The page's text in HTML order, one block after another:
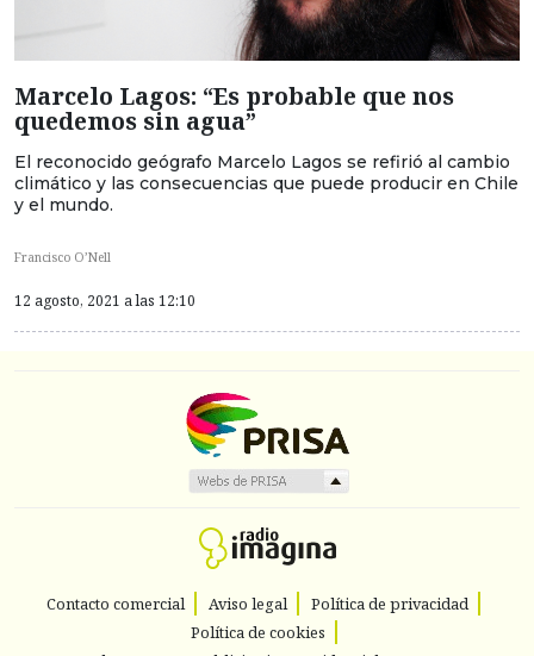
Marcelo Lagos: “Es probable que nos
quedemos sin agua”
El reconocido geógrafo Marcelo Lagos se refirió al cambio
climático y las consecuencias que puede producir en Chile
y el mundo.
Francisco O’Nell
12 agosto, 2021 a las 12:10
Contacto comercial Aviso legal
Política de privacidad
Política de cookies